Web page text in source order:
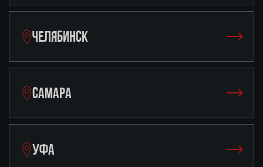
ЧЕЛЯБИНСК
САМАРА
УФА